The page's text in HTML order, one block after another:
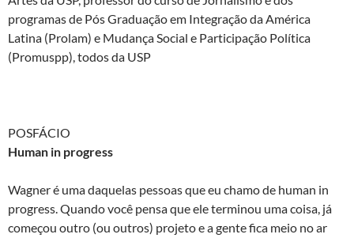
programas de Pós Graduação em Integração da América
Latina (Prolam) e Mudança Social e Participação Política
(Promuspp), todos da USP
POSFÁCIO
Human in progress
Wagner é uma daquelas pessoas que eu chamo de human in
progress. Quando você pensa que ele terminou uma coisa, já
começou outro (ou outros) projeto e a gente fica meio no ar